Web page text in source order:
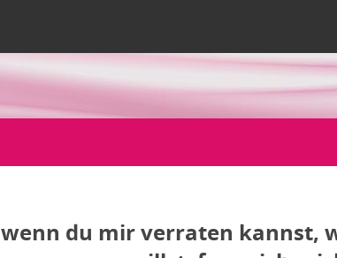
wenn du mir verraten kannst,